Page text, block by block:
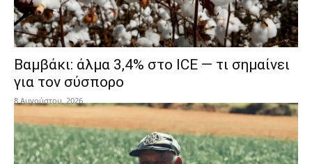
Βαμβάκι: άλμα 3,4% στο ICE — τι σημαίνει
για τον σύσπορο
8 Αυγούστου, 2026